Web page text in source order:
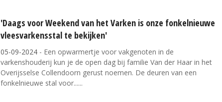
'Daags voor Weekend van het Varken is onze fonkelnieuwe
vleesvarkensstal te bekijken'
05-09-2024 - Een opwarmertje voor vakgenoten in de
varkenshouderij kun je de open dag bij familie Van der Haar in het
Overijsselse Collendoorn gerust noemen. De deuren van een
fonkelnieuwe stal voor...